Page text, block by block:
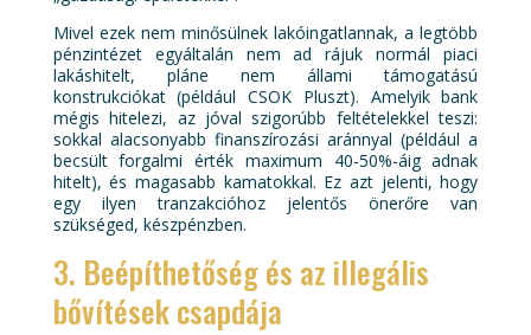
Mivel ezek nem minősülnek lakóingatlannak, a legtöbb
pénzintézet egyáltalán nem ad rájuk normál piaci
lakáshitelt, pláne nem állami támogatású
konstrukciókat (például CSOK Pluszt). Amelyik bank
mégis hitelezi, az jóval szigorúbb feltételekkel teszi:
sokkal alacsonyabb finanszírozási aránnyal (például a
becsült forgalmi érték maximum 40-50%-áig adnak
hitelt), és magasabb kamatokkal. Ez azt jelenti, hogy
egy ilyen tranzakcióhoz jelentős önerőre van
szükséged, készpénzben.
3. Beépíthetőség és az illegális
bővítések csapdája